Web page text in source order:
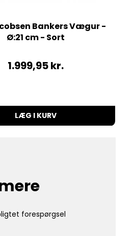
Bankers Vægur -
Ø:21 cm - Sort
1.999,95kr.
LÆG I KURV
forespørgsel